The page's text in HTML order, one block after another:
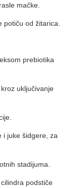
mačke.
od žitarica.
prebiotika
uključivanje
i juke šidgere, za
stadijuma.
podstiče